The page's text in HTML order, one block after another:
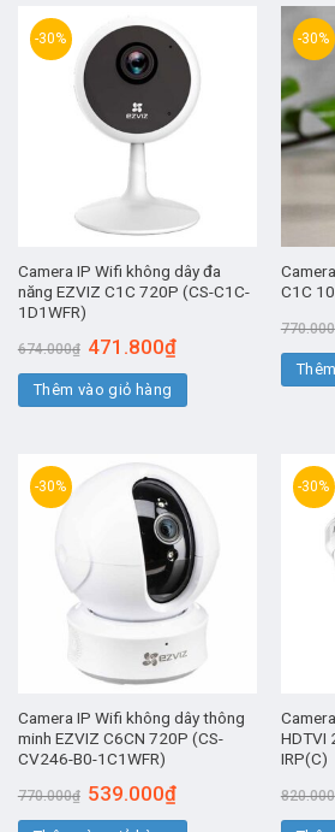
-30%
Camera IP Wifi không dây đa
năng EZVIZ C1C 720P (CS-C1C-
1D1WFR)
674.000₫ Giá
gốc
là:
674.000₫.
471.800₫Giá
tại
471.800₫.
Thêm vào giỏ hàng
-30%
C1C
770.000
-30%
Camera IP Wifi không dây thông
minh EZVIZ C6CN 720P (CS-
CV246-B0-1C1WFR)
770.000₫ Giá
gốc
là:
539.000₫Giá
tại
-30%
HDTVI
IRP(C)
820.000